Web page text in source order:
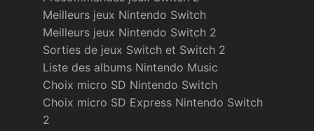
Meilleurs jeux Nintendo Switch
Meilleurs jeux Nintendo Switch 2
Sorties de jeux Switch et Switch 2
Liste des albums Nintendo Music
Choix micro SD Nintendo Switch
Choix micro SD Express Nintendo Switch
2